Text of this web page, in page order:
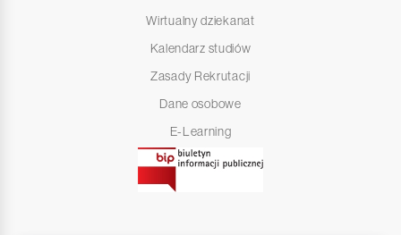
Wirtualny dziekanat
Kalendarz studiów
Zasady Rekrutacji
Dane osobowe
E-Learning